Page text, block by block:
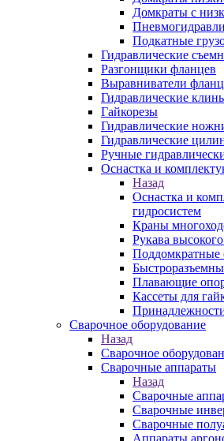
Домкраты с
Подкатные
Гидравлические
Разгонщики фланцев
Выравниватели
Гидравлические
Гайкорезы
Гидравлические
Гидравлические
Ручные
Оснастка и
Назад
Оснастка и
гидросистем
Краны
Рукава
Поддомкратные
Плавающие
Кассеты для
Сварочное оборудование
Назад
Сварочное
Сварочные аппараты
Назад
Сварочные
Сварочные
Сварочные
Аппараты